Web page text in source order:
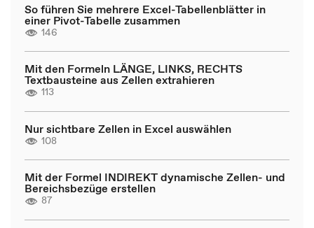
So führen Sie mehrere Excel-Tabellenblätter in
einer Pivot-Tabelle zusammen
146
Mit den Formeln LÄNGE, LINKS, RECHTS
Textbausteine aus Zellen extrahieren
113
Nur sichtbare Zellen in Excel auswählen
108
Mit der Formel INDIREKT dynamische Zellen- und
Bereichsbezüge erstellen
87